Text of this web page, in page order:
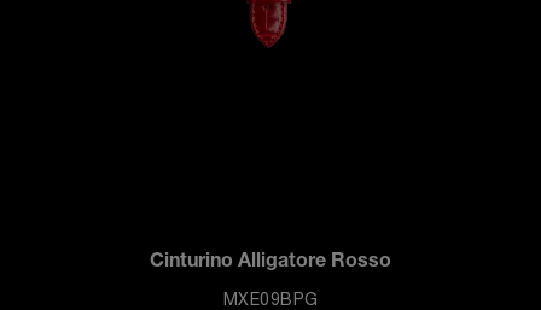
Cinturino Alligatore Rosso
MXE09BPG